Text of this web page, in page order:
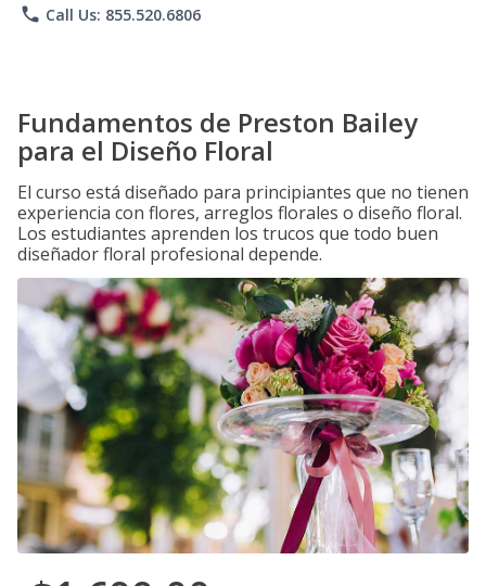
phone Call Us: 855.520.6806
Fundamentos de Preston Bailey
para el Diseño Floral
El curso está diseñado para principiantes que no tienen
experiencia con flores, arreglos florales o diseño floral.
Los estudiantes aprenden los trucos que todo buen
diseñador floral profesional depende.